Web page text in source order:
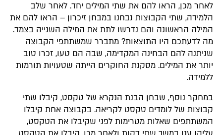
לאחר מכן, הראו להם את שתי המילים יחד. לאחר שלב
הלמידה, שתי הקבוצות נבחנו במבחן זיכרון – הראו להם את
המילה הראשונה והם נדרשו לתת את המילה השנייה בצמד.
מה לדעתכם היו התוצאות? מתברר שמשתתפי הקבוצה
שניתנה להם הבחינה המקדימה, שבה הם טעו, זכרו טוב
יותר את המילים. מסקנת החוקרים הייתה שטעויות תורמות
ללמידה.
במחקר נוסף, שבחן הבנת הנקרא של טקסט, קיבלו שתי
קבוצות של לומדים טקסט לקריאה. בקבוצה אחת קיבלו
המשתתפים שאלות מטרימות לפני שקיבלו את הטקסט,